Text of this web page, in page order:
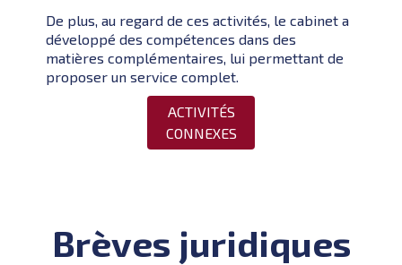
De plus, au regard de ces activités, le cabinet a
développé des compétences dans des
matières complémentaires, lui permettant de
proposer un service complet.
ACTIVITÉS
CONNEXES
Brèves juridiques